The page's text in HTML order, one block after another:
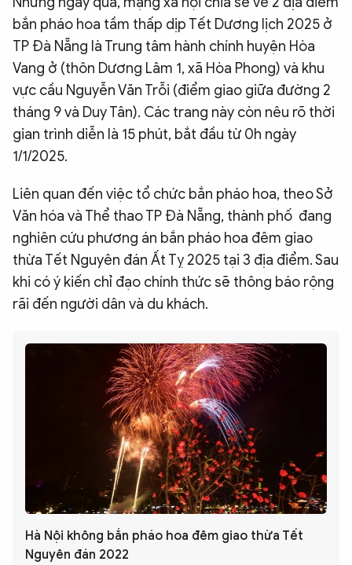
bắn pháo hoa tầm thấp dịp Tết Dương lịch 2025 ở
TP Đà Nẵng là Trung tâm hành chính huyện Hòa
Vang ở (thôn Dương Lâm 1, xã Hòa Phong) và khu
vực cầu Nguyễn Văn Trỗi (điểm giao giữa đường 2
tháng 9 và Duy Tân). Các trang này còn nêu rõ thời
gian trình diễn là 15 phút, bắt đầu từ 0h ngày
1/1/2025.
Liên quan đến việc tổ chức bắn pháo hoa, theo Sở
Văn hóa và Thể thao TP Đà Nẵng, thành phố đang
nghiên cứu phương án bắn pháo hoa đêm giao
thừa Tết Nguyên đán Ất Tỵ 2025 tại 3 địa điểm. Sau
khi có ý kiến chỉ đạo chính thức sẽ thông báo rộng
rãi đến người dân và du khách.
Hà Nội không bắn pháo hoa đêm giao thừa Tết
Nguyên đán 2022